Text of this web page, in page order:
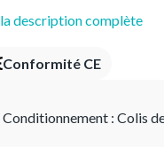
description complète
Conformité CE
Conditionnement : Colis